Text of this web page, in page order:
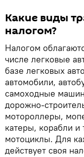
Какие виды
налогом?
Налогом
числе легковые
базе легковых
автомобили,
самоходные
дорожно-
мотороллеры,
катеры, корабли
мотоциклы. Для
действует своя